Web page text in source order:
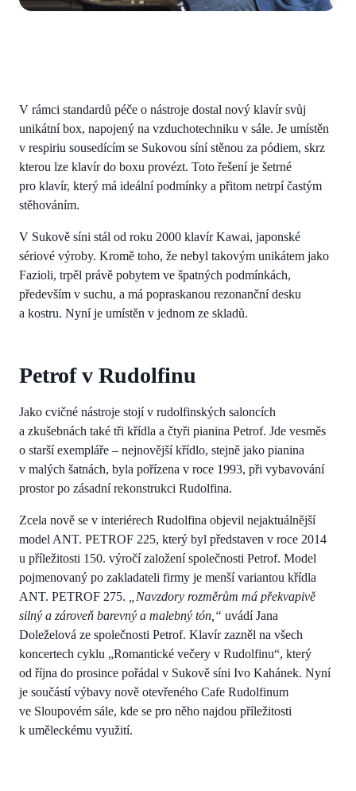
V rámci standardů péče o nástroje dostal nový klavír svůj
unikátní box, napojený na vzduchotechniku v sále. Je umístěn
v respiriu sousedícím se Sukovou síní stěnou za pódiem, skrz
kterou lze klavír do boxu provézt. Toto řešení je šetrné
pro klavír, který má ideální podmínky a přitom netrpí častým
stěhováním.
V Sukově síni stál od roku 2000 klavír Kawai, japonské
sériové výroby. Kromě toho, že nebyl takovým unikátem jako
Fazioli, trpěl právě pobytem ve špatných podmínkách,
především v suchu, a má popraskanou rezonanční desku
a kostru. Nyní je umístěn v jednom ze skladů.
Petrof v Rudolfinu
Jako cvičné nástroje stojí v rudolfinských saloncích
a zkušebnách také tři křídla a čtyři pianina Petrof. Jde vesměs
o starší exempláře – nejnovější křídlo, stejně jako pianina
v malých šatnách, byla pořízena v roce 1993, při vybavování
prostor po zásadní rekonstrukci Rudolfina.
Zcela nově se v interiérech Rudolfina objevil nejaktuálnější
model ANT. PETROF 225, který byl představen v roce 2014
u příležitosti 150. výročí založení společnosti Petrof. Model
pojmenovaný po zakladateli firmy je menší variantou křídla
ANT. PETROF 275.
„Navzdory rozměrům má překvapivě
silný a zároveň barevný a malebný tón,“ uvádí Jana
Doleželová ze společnosti Petrof. Klavír zazněl na všech
koncertech cyklu „Romantické večery v Rudolfinu“, který
od října do prosince pořádal v Sukově síni Ivo Kahánek. Nyní
je součástí výbavy nově otevřeného Cafe Rudolfinum
ve Sloupovém sále, kde se pro něho najdou příležitosti
k uměleckému využití.